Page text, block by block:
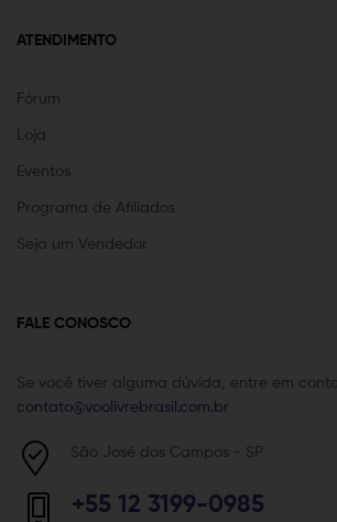
ATENDIMENTO
Fórum
Loja
Eventos
Programa de Afiliados
Seja um Vendedor
FALE CONOSCO
Se você tiver alguma dúvida, entre em
contato@voolivrebrasil.com.br
São José dos Campos - SP
+55 12 3199-0985